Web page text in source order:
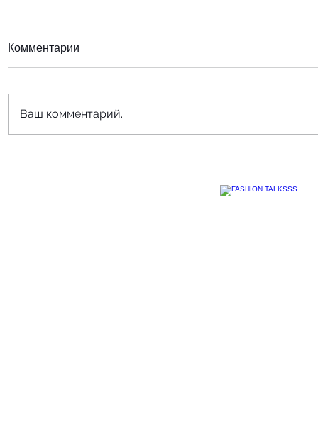
Комментарии
Ваш комментарий...